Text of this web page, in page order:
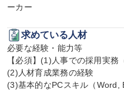
ーカー
求めている人材
必要な経験・能力等
【必須】(1)人事での採用実
(2)人材育成業務の経験
(3)基本的なPCスキル（Word,